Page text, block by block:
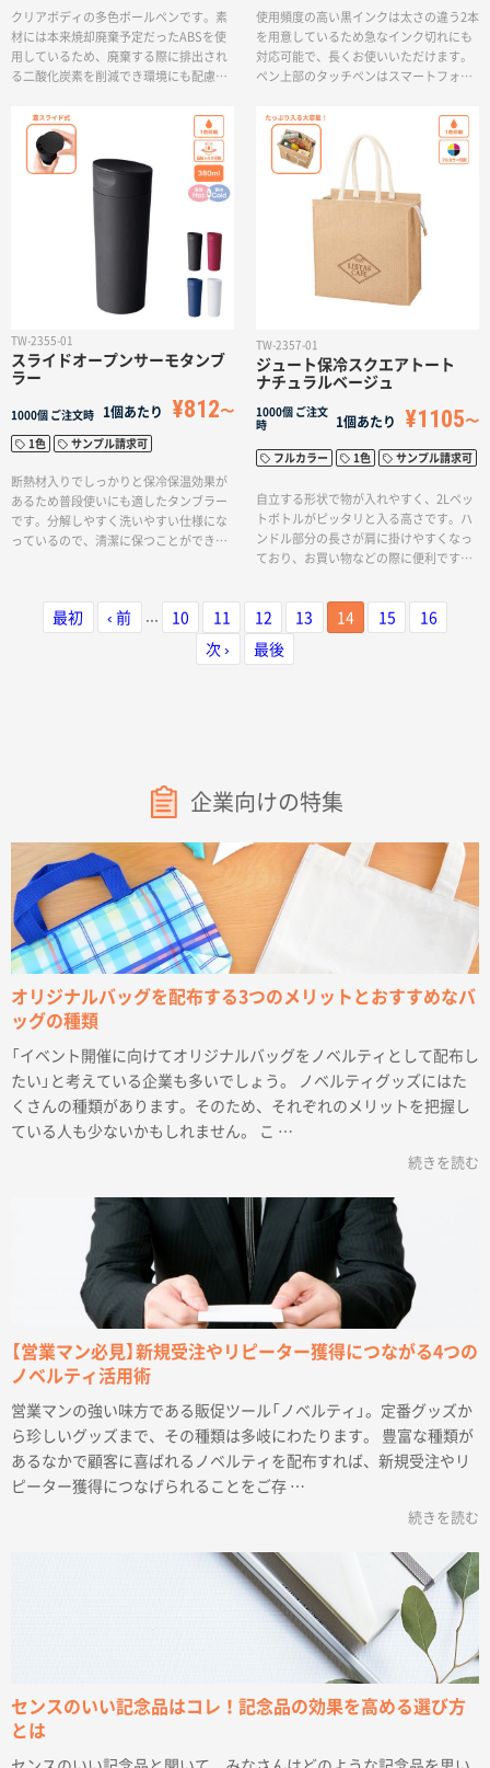
クリアボディの多色ボールペンです。素
材には本来焼却廃棄予定だったABSを使
用しているため、廃棄する際に排出され
る二酸化炭素を削減でき環境にも配慮し
に由来したアースカラーとしてグリーン
を取り入れた5色展開です。また使用頻度
の高い黒インクは2本ご用意しており、実
用的な仕様もポイントです。（インク色：
黒２本、赤1本、青1本）低価格なので、イ
ベントの配り物やちょっとしたノベルテ
ィなどへのご提案もおすすめです。
使用頻度の高い黒インクは太さの違う2本
を用意しているため急なインク切れにも
対応可能で、長くお使いいただけます。
ペン上部のタッチペンはスマートフォン
フィスやテレワーク、外出先での作業で
も活躍します。素材には本来焼却廃棄予
定だったABSを使用しているため、廃棄
する際に排出される二酸化炭素を削減で
き環境にも配慮したサスティナブルな商
品です。シルク印刷とフルカラー印刷に
対応しているため、企業や大学のロゴを
いれて展示会やオープンキャンパスでの
ノベルティなどにもおすすめの商品で
TW-2355-01
スライドオープンサーモタンブ
ラー
1000個 ご注文時 1個あたり ¥812
1色 サンプル請求可
断熱材入りでしっかりと保冷保温効果が
あるため普段使いにも適したタンブラー
です。分解しやすく洗いやすい仕様にな
っているので、清潔に保つことができま
ンポイント印刷から本体側面に大きく名
食業界のノベルティやアーティストの物
TW-2357-01
ジュート保冷スクエアトート
ナチュラルベージュ
1000個 ご注文
時
1個あたり ¥1105
フルカラー 1色 サンプル請求可
自立する形状で物が入れやすく、2Lペッ
トボトルがピッタリと入る高さです。ハ
ンドル部分の長さが肩に掛けやすくなっ
ており、お買い物などの際に便利です。
アまで幅広く活躍ができる商品です。シ
ルク1色印刷とフルカラー印刷でで名入れ
することができるため、オリジナルのノ
最初 ‹ 前 10 11 12 13 14 15 16
次 › 最後
企業向けの特集
オリジナルバッグを配布する3つのメリットとおすすめなバ
ッグの種類
「イベント開催に向けてオリジナルバッグをノベルティとして配布し
たい」と考えている企業も多いでしょう。 ノベルティグッズにはた
くさんの種類があります。そのため、それぞれのメリットを把握し
ている人も少ないかもしれません。 こ …
続きを読む
【営業マン必見】新規受注やリピーター獲得につながる4つの
ノベルティ活用術
営業マンの強い味方である販促ツール「ノベルティ」。定番グッズか
ら珍しいグッズまで、その種類は多岐にわたります。 豊富な種類が
あるなかで顧客に喜ばれるノベルティを配布すれば、新規受注やリ
ピーター獲得につなげられることをご存 …
続きを読む
センスのいい記念品はコレ！記念品の効果を高める選び方
とは